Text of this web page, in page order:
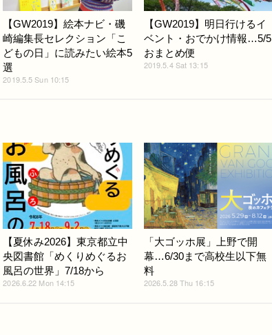
【GW2019】絵本ナビ・磯
崎編集長セレクション「こ
どもの日」に読みたい絵本5
選
2019.5.5 Sun 10:15
【GW2019】明日行けるイ
ベント・おでかけ情報…5/5
おまとめ便
2019.5.4 Sat 13:15
【夏休み2026】東京都立中
央図書館「めくりめぐるお
風呂の世界」7/18から
2026.6.22 Mon 14:15
「大ゴッホ展」上野で開
幕…6/30まで高校生以下無
料
2026.5.28 Thu 16:15